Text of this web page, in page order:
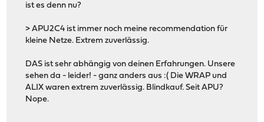
ist es denn nu?
> APU2C4 ist immer noch meine recommendation für
kleine Netze. Extrem zuverlässig.
DAS ist sehr abhängig von deinen Erfahrungen. Unsere
sehen da - leider! - ganz anders aus :( Die WRAP und
ALIX waren extrem zuverlässig. Blindkauf. Seit APU?
Nope.